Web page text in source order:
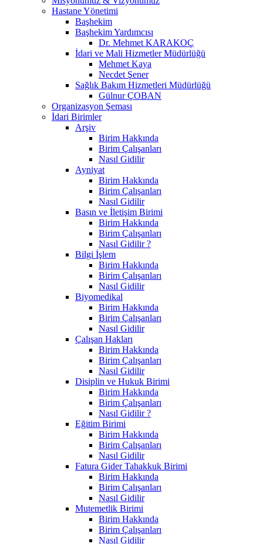
Hastane Yönetimi
Başhekim
Başhekim Yardımcısı
Dr. Mehmet KARAKOÇ
İdari ve Mali Hizmetler Müdürlüğü
Mehmet Kaya
Necdet Şener
Sağlık Bakım Hizmetleri Müdürlüğü
Gülnur ÇOBAN
Organizasyon Şeması
İdari Birimler
Arşiv
Birim Hakkında
Birim Çalışanları
Nasıl Gidilir
Ayniyat
Birim Hakkında
Birim Çalışanları
Nasıl Gidilir
Basın ve İletişim Birimi
Birim Hakkında
Birim Çalışanları
Nasıl Gidilir ?
Bilgi İşlem
Birim Hakkında
Birim Çalışanları
Nasıl Gidilir
Biyomedikal
Birim Hakkında
Birim Çalışanları
Nasıl Gidilir
Çalışan Hakları
Birim Hakkında
Birim Çalışanları
Nasıl Gidilir
Disiplin ve Hukuk Birimi
Birim Hakkında
Birim Çalışanları
Nasıl Gidilir ?
Eğitim Birimi
Birim Hakkında
Birim Çalışanları
Nasıl Gidilir
Fatura Gider Tahakkuk Birimi
Birim Hakkında
Birim Çalışanları
Nasıl Gidilir
Mutemetlik Birimi
Birim Hakkında
Birim Çalışanları
Nasıl Gidilir